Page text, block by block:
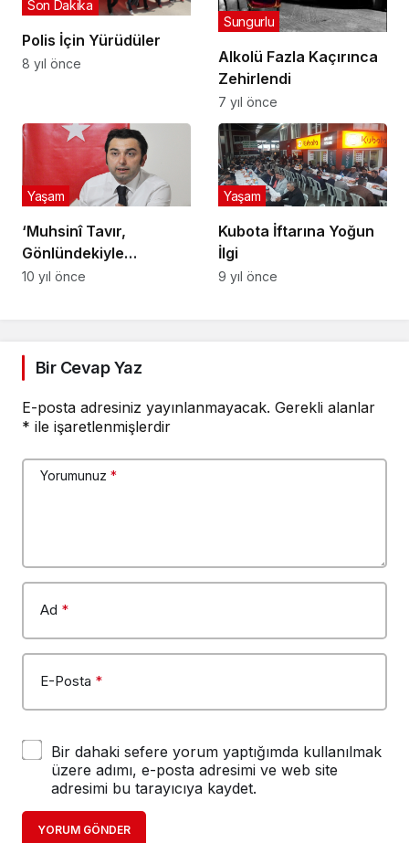
Polis İçin Yürüdüler
Son Dakika
8 yıl önce
Alkolü Fazla Kaçırınca
Zehirlendi
Sungurlu
7 yıl önce
‘Muhsinî Tavır,
Gönlündekiyle
Ağzındaki Bir Olanların
Yaşam
10 yıl önce
Kubota İftarına Yoğun
İlgi
Yaşam
9 yıl önce
Bir Cevap Yaz
E-posta adresiniz yayınlanmayacak. Gerekli alanlar
* ile işaretlenmişlerdir
Yorumunuz *
Ad *
E-Posta *
Bir dahaki sefere yorum yaptığımda kullanılmak
üzere adımı, e-posta adresimi ve web site
adresimi bu tarayıcıya kaydet.
YORUM GÖNDER